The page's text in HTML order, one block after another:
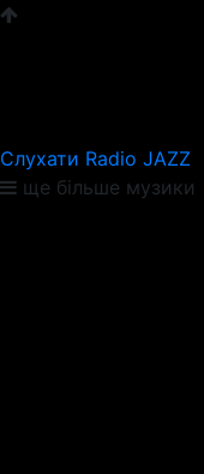
Слухати Radio JAZZ
ще більше музики